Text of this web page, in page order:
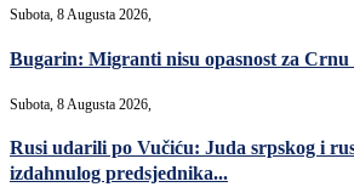
Subota, 8 Augusta 2026,
Bugarin: Migranti nisu opasnost za Crnu
Subota, 8 Augusta 2026,
Rusi udarili po Vučiću: Juda srpskog i
izdahnulog predsjednika...